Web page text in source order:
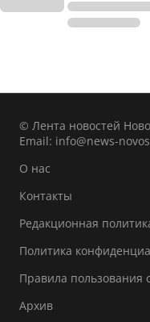
© Лента новостей
Email: info@news-
О нас
Контакты
Редакционная
Политика
Правила пользования
Архив